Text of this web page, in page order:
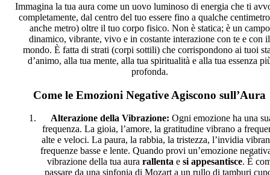
Immagina la tua aura come un uovo luminoso di energia che ti
completamente, dal centro del tuo essere fino a qualche
anche metro) oltre il tuo corpo fisico. Non è statica; è un campo
dinamico, vibrante, vivo e in costante interazione con te e con il
mondo. È fatta di strati (corpi sottili) che corrispondono ai tuoi
d’animo, alla tua mente, alla tua spiritualità e alla tua essenza
profonda.
Come le Emozioni Negative Agiscono sull’Aura
Alterazione della Vibrazione: Ogni emozione ha una
frequenza. La gioia, l’amore, la gratitudine vibrano a
alte e veloci. La paura, la rabbia, la tristezza, l’invidia
frequenze basse e lente. Quando provi un’emozione
vibrazione della tua aura rallenta e si appesantisce. È
passare da una sinfonia di Mozart a un rullo di tamburi